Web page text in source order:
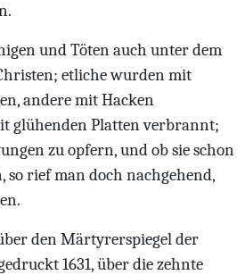
und Töten auch unter dem
etliche wurden mit
andere mit Hacken
glühenden Platten verbrannt;
zu opfern, und ob sie schon
rief man doch nachgehend,
den Märtyrerspiegel der
1631, über die zehnte